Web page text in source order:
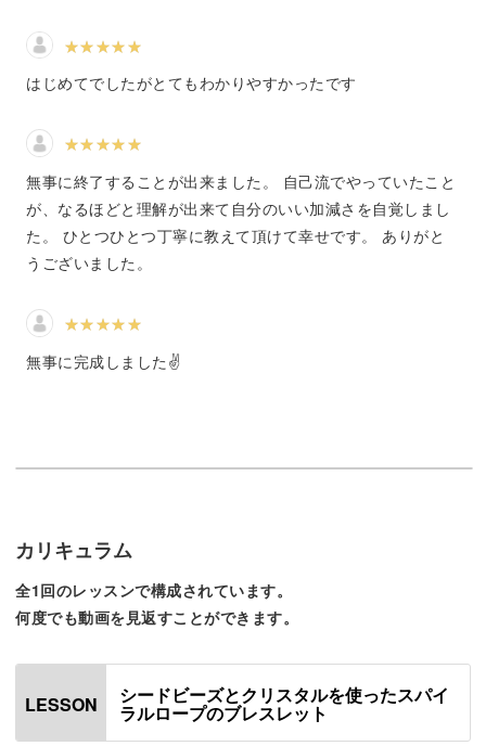
世界共通の基本ステッチが数十種類あり、その中のひとつ
である「スパイラルロープ」をこのレッスンで学んでいた
だけます。
螺旋状にビーズが巻かれていくのが特徴のスパイラルロー
プ。
一見難しそうに見えますが、一段一段編むごとに自然とス
パイラル状になっていくので、心配はいりません◎
基本的な編み方からその調整のしかたまで、じっくりと解
ビーズしだいでガラリとかわる雰囲気
はじめてでしたがとてもわかりやすかったです
無事に終了することが出来ました。 自己流でやっていたこと
が、なるほどと理解が出来て自分のいい加減さを自覚しまし
た。 ひとつひとつ丁寧に教えて頂けて幸せです。 ありがと
うございました。
無事に完成しました✌️
カリキュラム
全1回のレッスンで構成されています。
何度でも動画を見返すことができます。
LESSON シードビーズとクリスタルを使ったスパイ
ラルロープのブレスレット